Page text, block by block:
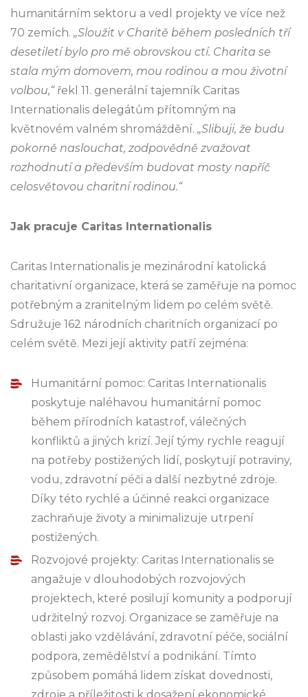
humanitárním sektoru a vedl projekty ve více než
70 zemích. „Sloužit v Charitě během posledních tří
desetiletí bylo pro mě obrovskou ctí. Charita se
stala mým domovem, mou rodinou a mou životní
volbou,“řekl 11. generální tajemník Caritas
Internationalis delegátům přítomným na
květnovém valném shromáždění. „Slibuji, že budu
pokorně naslouchat, zodpovědně zvažovat
rozhodnutí a především budovat mosty napříč
celosvětovou charitní rodinou.“
Jak pracuje Caritas Internationalis
Caritas Internationalis je mezinárodní katolická
charitativní organizace, která se zaměřuje na pomoc
potřebným a zranitelným lidem po celém světě.
Sdružuje 162 národních charitních organizací po
celém světě. Mezi její aktivity patří zejména:
Humanitární pomoc: Caritas Internationalis
poskytuje naléhavou humanitární pomoc
během přírodních katastrof, válečných
konfliktů a jiných krizí. Její týmy rychle reagují
na potřeby postižených lidí, poskytují potraviny,
vodu, zdravotní péči a další nezbytné zdroje.
Díky této rychlé a účinné reakci organizace
zachraňuje životy a minimalizuje utrpení
postižených.
Rozvojové projekty: Caritas Internationalis se
angažuje v dlouhodobých rozvojových
projektech, které posilují komunity a podporují
udržitelný rozvoj. Organizace se zaměřuje na
oblasti jako vzdělávání, zdravotní péče, sociální
podpora, zemědělství a podnikání. Tímto
způsobem pomáhá lidem získat dovednosti,
zdroje a příležitosti k dosažení ekonomické